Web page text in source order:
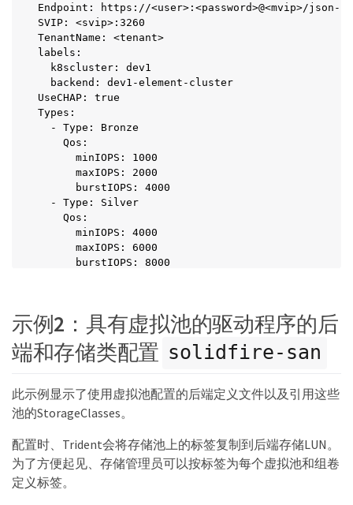
Endpoint: https://<user>:<password>@<mvip>/json-
SVIP: <svip>:3260
TenantName: <tenant>
labels:
  k8scluster: dev1
  backend: dev1-element-cluster
UseCHAP: true
Types:
  - Type: Bronze
    Qos:
      minIOPS: 1000
      maxIOPS: 2000
      burstIOPS: 4000
  - Type: Silver
    Qos:
      minIOPS: 4000
      maxIOPS: 6000
      burstIOPS: 8000
      maxIOPS: 8000
      burstIOPS: 10000
示例2：具有虚拟池的驱动程序的后
端和存储类配置 solidfire-san
此示例显示了使用虚拟池配置的后端定义文件以及引用这些
池的StorageClasses。
配置时、Trident会将存储池上的标签复制到后端存储LUN。
为了方便起见、存储管理员可以按标签为每个虚拟池和组卷
定义标签。